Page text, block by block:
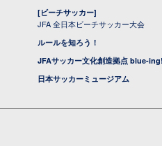
[ビーチサッカー]
JFA 全日本ビーチサッカー大会
ルールを知ろう！
JFAサッカー文化創造拠点 blue-ing!
日本サッカーミュージアム